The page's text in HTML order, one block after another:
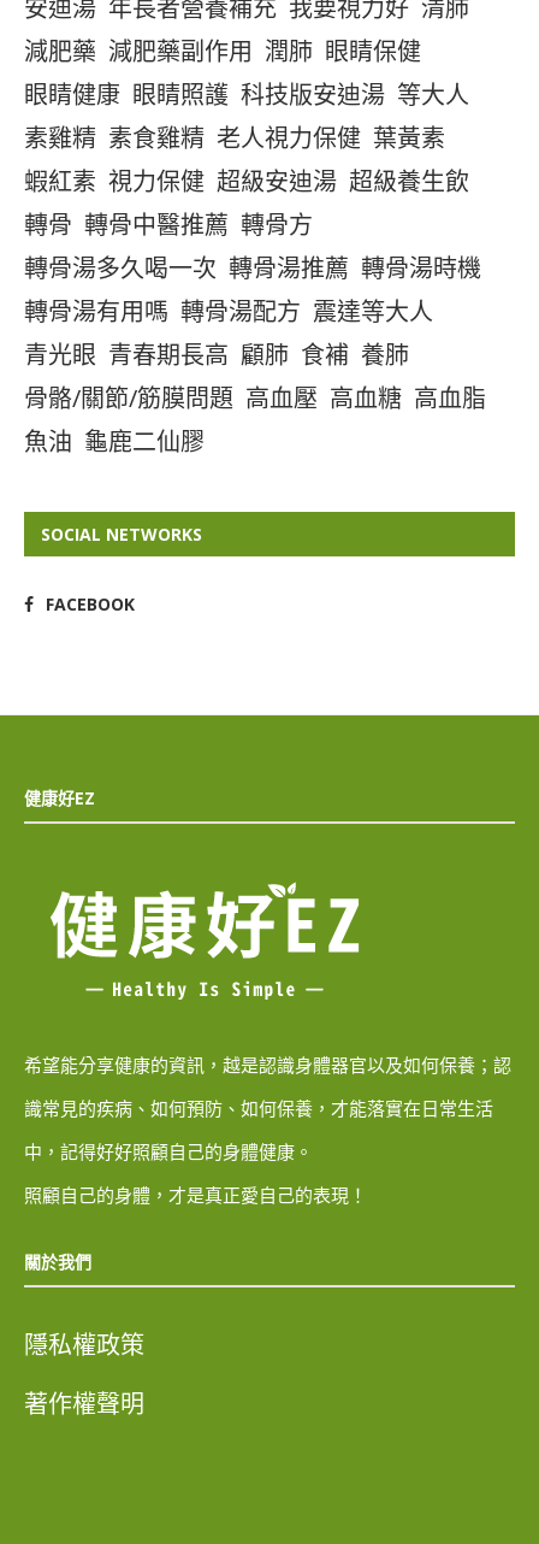
安迪湯 年長者營養補充 我要視力好 清肺
減肥藥 減肥藥副作用 潤肺 眼睛保健
眼睛健康 眼睛照護 科技版安迪湯 等大人
素雞精 素食雞精 老人視力保健 葉黃素
蝦紅素 視力保健 超級安迪湯 超級養生飲
轉骨 轉骨中醫推薦 轉骨方
轉骨湯多久喝一次 轉骨湯推薦 轉骨湯時機
轉骨湯有用嗎 轉骨湯配方 震達等大人
青光眼 青春期長高 顧肺 食補 養肺
骨骼/關節/筋膜問題 高血壓 高血糖 高血脂
魚油 龜鹿二仙膠
SOCIAL NETWORKS
FACEBOOK
健康好EZ
希望能分享健康的資訊，越是認識身體器官以及如何保養；認
識常見的疾病、如何預防、如何保養，才能落實在日常生活
中，記得好好照顧自己的身體健康。
照顧自己的身體，才是真正愛自己的表現！
關於我們
隱私權政策
著作權聲明